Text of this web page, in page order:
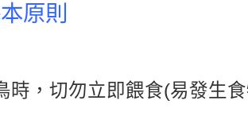
原則
時，切勿立即餵食(易發生